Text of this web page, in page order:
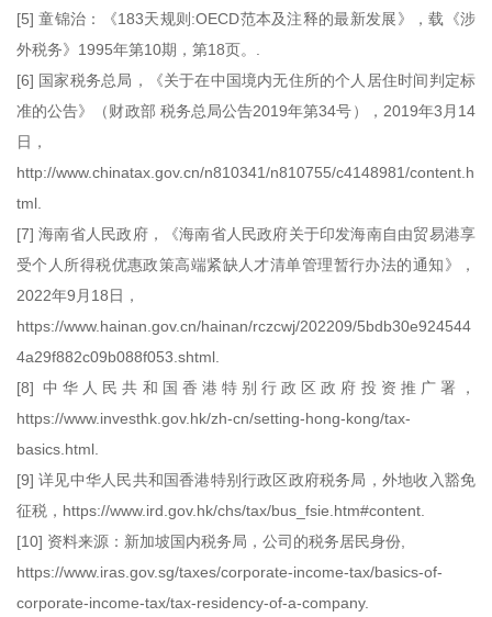
[5] 童锦治：《183天规则:OECD范本及注释的最新发展》，载《涉
外税务》1995年第10期，第18页。.
[6] 国家税务总局，《关于在中国境内无住所的个人居住时间判定标
准的公告》（财政部 税务总局公告2019年第34号），2019年3月14
日，
http://www.chinatax.gov.cn/n810341/n810755/c4148981/content.h
tml.
[7] 海南省人民政府，《海南省人民政府关于印发海南自由贸易港享
受个人所得税优惠政策高端紧缺人才清单管理暂行办法的通知》，
2022年9月18日，
https://www.hainan.gov.cn/hainan/rczcwj/202209/5bdb30e924544
4a29f882c09b088f053.shtml.
[8] 中华人民共和国香港特别行政区政府投资推广署，
https://www.investhk.gov.hk/zh-cn/setting-hong-kong/tax-
basics.html.
[9] 详见中华人民共和国香港特别行政区政府税务局，外地收入豁免
征税，https://www.ird.gov.hk/chs/tax/bus_fsie.htm#content.
[10] 资料来源：新加坡国内税务局，公司的税务居民身份,
https://www.iras.gov.sg/taxes/corporate-income-tax/basics-of-
corporate-income-tax/tax-residency-of-a-company.